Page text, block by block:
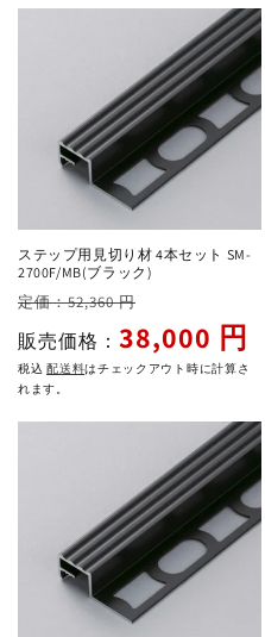
ステップ用見切り材 4本セット SM-
2700F/MB(ブラック)
通
常
価
格
定価：52,360 円
ー
ル
格
販売価格： 38,000 円
税込配送料はチェックアウト時に計算さ
れます。